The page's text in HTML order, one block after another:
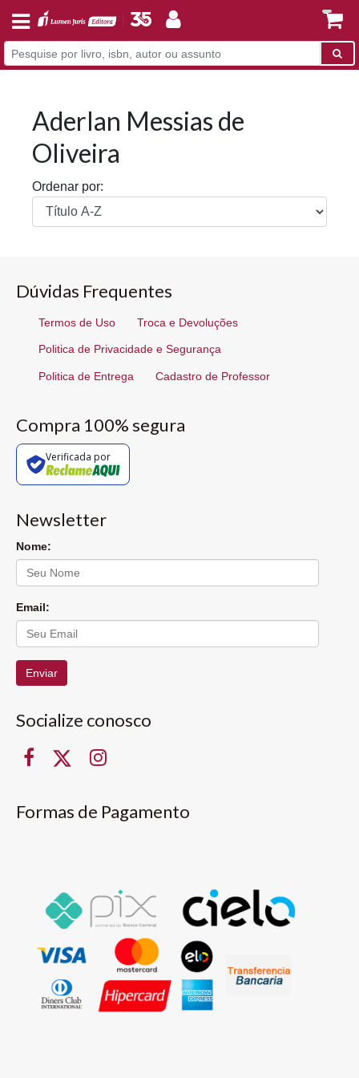
Aderlan Messias de
Oliveira
Ordenar por:
Dúvidas Frequentes
Termos de Uso Troca e Devoluções
Politica de Privacidade e Segurança
Politica de Entrega Cadastro de Professor
Compra 100% segura
Verificada por
Newsletter
Nome:
Email:
Enviar
Socialize conosco
Formas de Pagamento